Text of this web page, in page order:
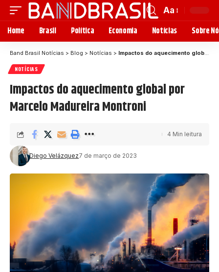
Aa
Home Brasil Política Economia Notícias Sobre
Band Brasil Notícias > Blog > Notícias > Impactos do aquecimento global por Marcelo Madureira Montroni
NOTÍCIAS
Impactos do aquecimento global por
Marcelo Madureira Montroni
Diego Velázquez7 de março de 2023
4 Min leitura